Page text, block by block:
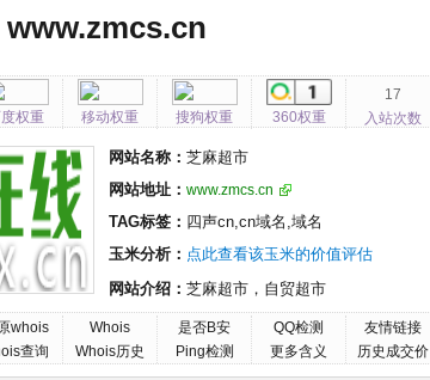
www.zmcs.cn
权重 移动权重 搜狗权重 360权重
17
入站次数
网站名称： 芝麻超市
网站地址： www.zmcs.cn
TAG标签： 四声cn,cn域名,域名
玉米分析： 点此查看该玉米的价值评估
网站介绍： 芝麻超市，自贸超市
whois
查询
Whois
Whois历史
是否B安
Ping检测
QQ检测
更多含义
友情链接
历史成交价